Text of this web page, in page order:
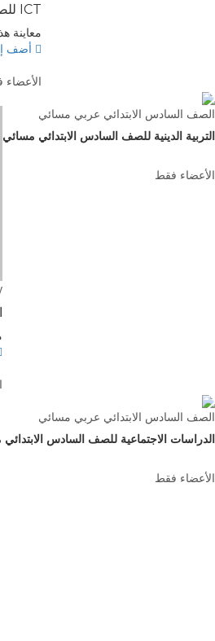
ICT للصف السادس الابتدائي مسائي
معاينة
أضف
الصف السادس الابتدائي عربي مسائي
التربية الدينية للصف السادس الابتدائي مسائي
الأعضاء فقط
الصف السادس الابتدائي عربي مسائي
الدراسات الاجتماعية للصف السادس
الأعضاء فقط